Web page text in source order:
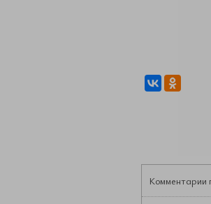
Комментарии